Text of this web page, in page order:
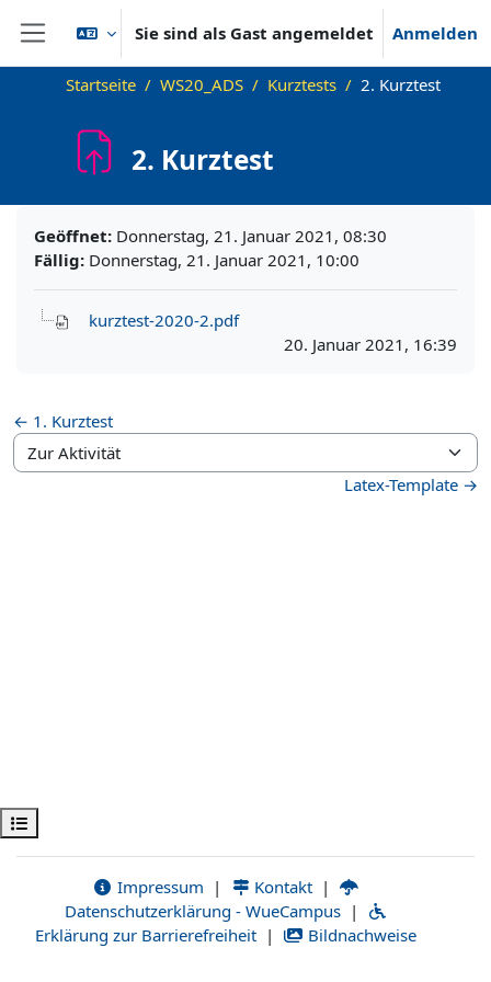
Zum Hauptinhalt
Website-Übersicht
Sie sind als Gast angemeldet Anmelden
Kursindex öffnen
Startseite WS20_ADS Kurztests 2. Kurztest
2. Kurztest
Geöffnet: Donnerstag, 21. Januar 2021, 08:30
Fällig: Donnerstag, 21. Januar 2021, 10:00
kurztest-2020-2.pdf
20. Januar 2021, 16:39
← 1. Kurztest
Zur Aktivität
Latex-Template →
Impressum | Kontakt |
Datenschutzerklärung - WueCampus |
Erklärung zur Barrierefreiheit | Bildnachweise